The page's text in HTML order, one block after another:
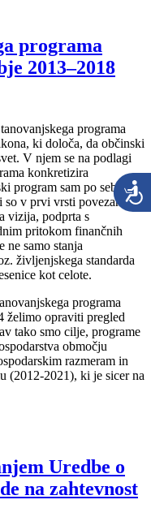
programa
2013–2018
programa
ki določa, da občinski
V njem se na podlagi
konkretizira
program sam po sebi ne
so v prvi vrsti povezani s
vizija, podprta s
pritokom finančnih
ne samo stanja
življenjskega standarda
kot celote.
programa
želimo opraviti pregled
tako smo cilje, programe
območju
razmeram in
(2012-2021), ki je sicer na
Uredbe o
na zahtevnost